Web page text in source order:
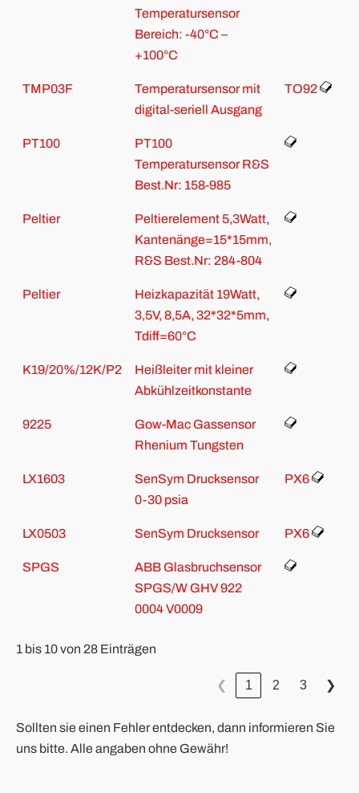
Temperatursensor
Bereich: -40°C –
+100°C
TMP03F
Temperatursensor mit
digital-seriell Ausgang
TO92
PT100
PT100
Temperatursensor R&S
Best.Nr: 158-985
Peltier
Peltierelement 5,3Watt,
Kantenänge=15*15mm,
R&S Best.Nr: 284-804
Peltier
Heizkapazität 19Watt,
3,5V, 8,5A, 32*32*5mm,
Tdiff=60°C
K19/20%/12K/P2
Heißleiter mit kleiner
Abkühlzeitkonstante
9225
Gow-Mac Gassensor
Rhenium Tungsten
LX1603
SenSym Drucksensor
0-30 psia
PX6
LX0503 SenSym Drucksensor PX6
SPGS
ABB Glasbruchsensor
SPGS/W GHV 922
0004 V0009
1 bis 10 von 28 Einträgen
❮ 1 2 3 ❯
Sollten sie einen Fehler entdecken, dann informieren Sie
uns bitte. Alle angaben ohne Gewähr!